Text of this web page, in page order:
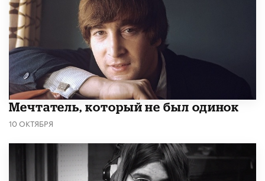
Мечтатель, который не был одинок
10 ОКТЯБРЯ